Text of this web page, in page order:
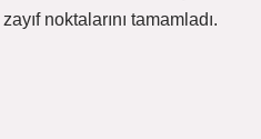
zayıf noktalarını tamamladı.